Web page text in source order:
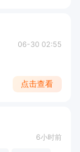
06-30 02:55
点击查看
6小时前